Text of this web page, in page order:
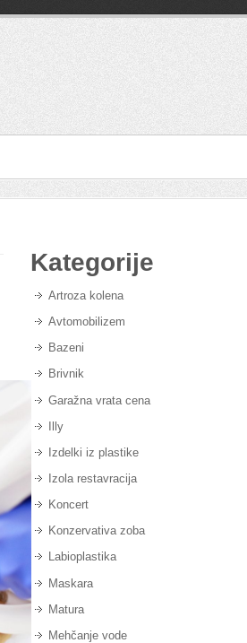
Kategorije
Artroza kolena
Avtomobilizem
Bazeni
Brivnik
Garažna vrata cena
Illy
Izdelki iz plastike
Izola restavracija
Koncert
Konzervativa zoba
Labioplastika
Maskara
Matura
Mehčanje vode